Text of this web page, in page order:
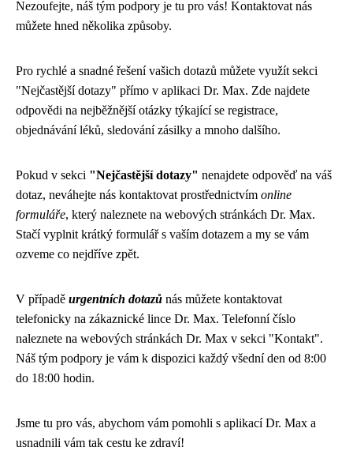
Nezoufejte, náš tým podpory je tu pro vás! Kontaktovat nás
můžete hned několika způsoby.
Pro rychlé a snadné řešení vašich dotazů můžete využít sekci
"Nejčastější dotazy" přímo v aplikaci Dr. Max. Zde najdete
odpovědi na nejběžnější otázky týkající se registrace,
objednávání léků, sledování zásilky a mnoho dalšího.
Pokud v sekci "Nejčastější dotazy" nenajdete odpověď na váš
dotaz, neváhejte nás kontaktovat prostřednictvím online
formuláře, který naleznete na webových stránkách Dr. Max.
Stačí vyplnit krátký formulář s vaším dotazem a my se vám
ozveme co nejdříve zpět.
V případě urgentních dotazů nás můžete kontaktovat
telefonicky na zákaznické lince Dr. Max. Telefonní číslo
naleznete na webových stránkách Dr. Max v sekci "Kontakt".
Náš tým podpory je vám k dispozici každý všední den od 8:00
do 18:00 hodin.
Jsme tu pro vás, abychom vám pomohli s aplikací Dr. Max a
usnadnili vám tak cestu ke zdraví!